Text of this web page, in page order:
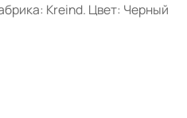
Kreind. Цвет: Черный